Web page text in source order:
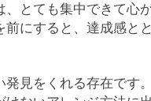
、とても集中できて心
前にすると、達成感と
発見をくれる存在です